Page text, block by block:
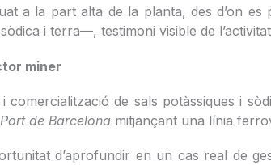
a la part alta de la planta, des d’on
i terra—, testimoni visible de
miner
de sals potàssiques i
Port de Barcelona mitjançant una línia
d’aprofundir en un cas real de